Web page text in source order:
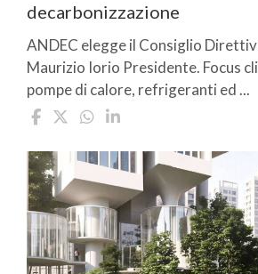
decarbonizzazione
ANDEC elegge il Consiglio
Maurizio Iorio Presidente. Focus
pompe di calore, refrigeranti ed ...